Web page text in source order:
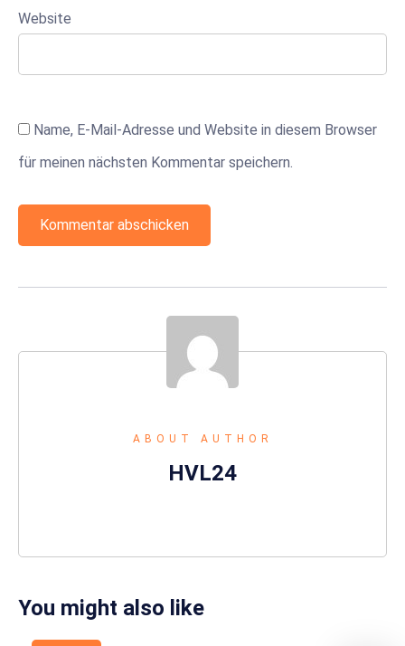
Website
Name, E-Mail-Adresse und Website in diesem Browser
für meinen nächsten Kommentar speichern.
ABOUT AUTHOR
HVL24
You might also like